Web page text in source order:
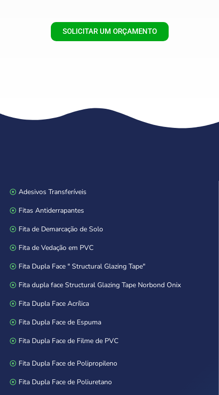
SOLICITAR UM ORÇAMENTO
Adesivos Transferíveis
Fitas Antiderrapantes
Fita de Demarcação de Solo
Fita de Vedação em PVC
Fita Dupla Face " Structural Glazing Tape"
Fita dupla face Structural Glazing Tape Norbond Onix
Fita Dupla Face Acrílica
Fita Dupla Face de Espuma
Fita Dupla Face de Filme de PVC
Fita Dupla Face de Polipropileno
Fita Dupla Face de Poliuretano